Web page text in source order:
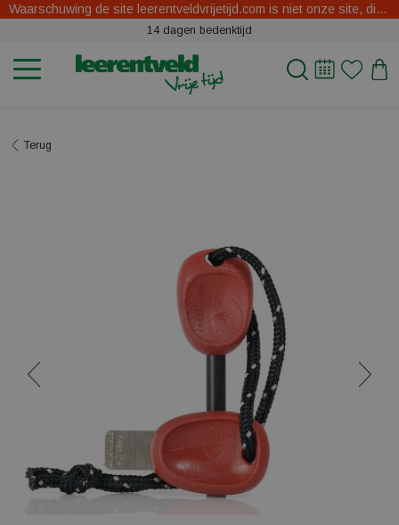
Waarschuwing de site leerentveldvrijetijd.com is niet onze site, dit zijn oplichters.
14 dagen bedenktijd
Terug